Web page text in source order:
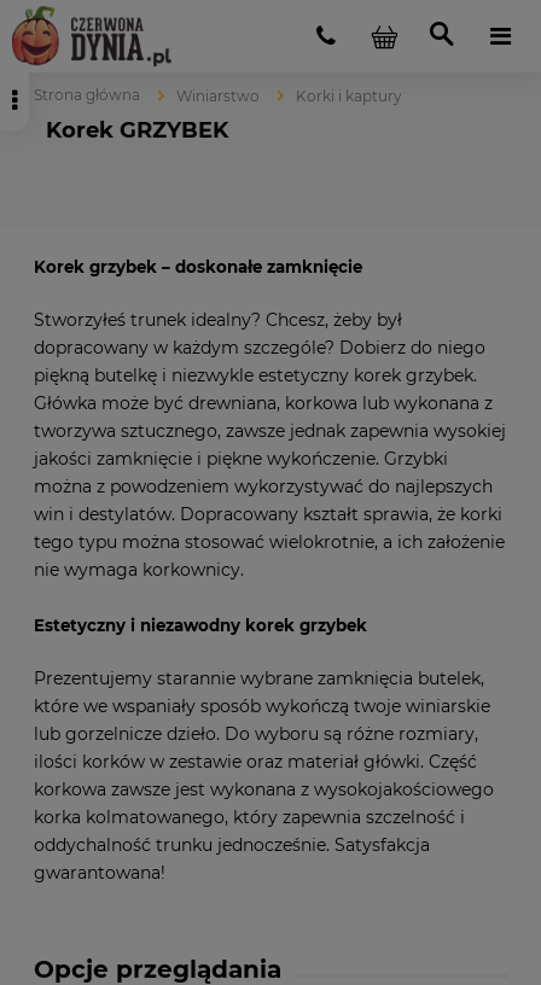
Strona główna Winiarstwo Korki i kaptury
Korek GRZYBEK
Opcje przeglądania
Korek grzybek – doskonałe zamknięcie
Stworzyłeś trunek idealny? Chcesz, żeby był
dopracowany w każdym szczególe? Dobierz do niego
piękną butelkę i niezwykle estetyczny korek grzybek.
Główka może być drewniana, korkowa lub wykonana z
tworzywa sztucznego, zawsze jednak zapewnia wysokiej
jakości zamknięcie i piękne wykończenie. Grzybki
można z powodzeniem wykorzystywać do najlepszych
win i destylatów. Dopracowany kształt sprawia, że korki
tego typu można stosować wielokrotnie, a ich założenie
nie wymaga korkownicy.
Estetyczny i niezawodny korek grzybek
Prezentujemy starannie wybrane zamknięcia butelek,
które we wspaniały sposób wykończą twoje winiarskie
lub gorzelnicze dzieło. Do wyboru są różne rozmiary,
ilości korków w zestawie oraz materiał główki. Część
korkowa zawsze jest wykonana z wysokojakościowego
korka kolmatowanego, który zapewnia szczelność i
oddychalność trunku jednocześnie. Satysfakcja
gwarantowana!